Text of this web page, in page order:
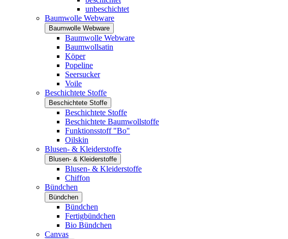
unbeschichtet
Baumwolle Webware
Baumwolle Webware
Baumwolle Webware
Baumwollsatin
Köper
Popeline
Seersucker
Voile
Beschichtete Stoffe
Beschichtete Stoffe
Beschichtete Stoffe
Beschichtete Baumwollstoffe
Funktionsstoff "Bo"
Oilskin
Blusen- & Kleiderstoffe
Blusen- & Kleiderstoffe
Blusen- & Kleiderstoffe
Chiffon
Bündchen
Bündchen
Bündchen
Fertigbündchen
Bio Bündchen
Canvas